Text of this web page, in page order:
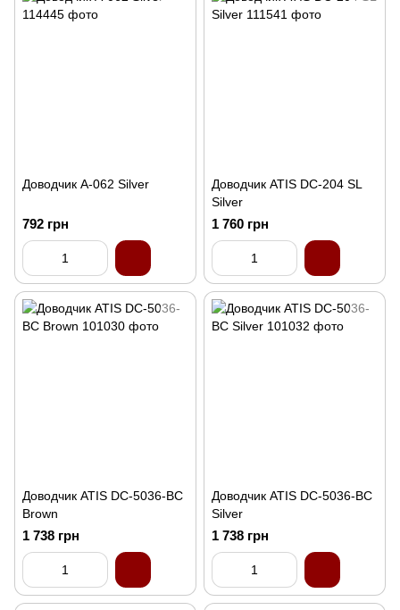
Доводчик A-062 Silver
792 грн
Доводчик ATIS DC-204 SL
Silver
1 760 грн
Доводчик ATIS DC-5036-BC
Brown
1 738 грн
Доводчик ATIS DC-5036-BC
Silver
1 738 грн